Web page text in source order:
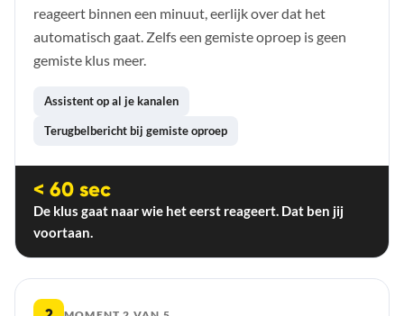
reageert binnen een minuut, eerlijk over dat het
automatisch gaat. Zelfs een gemiste oproep is geen
gemiste klus meer.
Assistent op al je kanalen
Terugbelbericht bij gemiste oproep
< 60 sec
De klus gaat naar wie het eerst reageert. Dat ben jij
voortaan.